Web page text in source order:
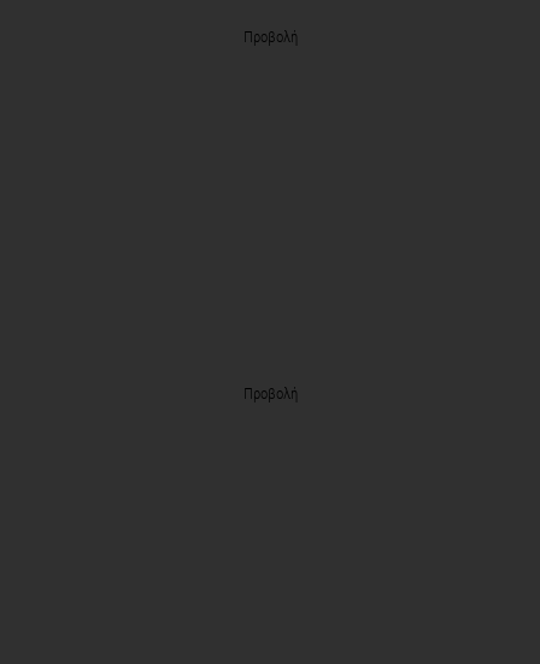
Προβολή
Προβολή